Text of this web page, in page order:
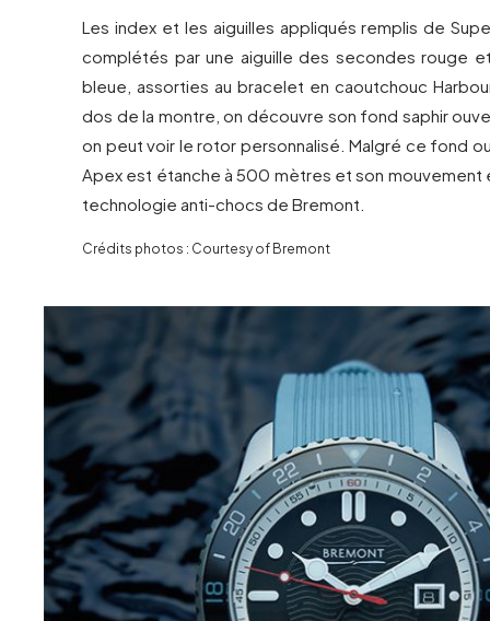
Les index et les aiguilles appliqués remplis de
complétés par une aiguille des secondes rouge
bleue, assorties au bracelet en caoutchouc
dos de la montre, on découvre son fond saphir
on peut voir le rotor personnalisé. Malgré ce fond
Apex est étanche à 500 mètres et son mouvement
technologie anti-chocs de Bremont.
Crédits photos : Courtesy of Bremont